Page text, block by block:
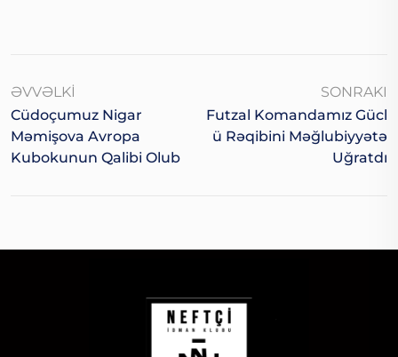
ƏVVƏLKI
Cüdoçumuz Nigar
Məmişova Avropa
Kubokunun Qalibi Olub
SONRAKI
Futzal Komandamız Gücl
Ü Rəqibini Məğlubiyyətə
Uğratdı